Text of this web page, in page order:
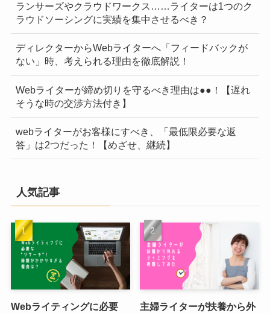
ランサーズやクラウドワークス……ライターは1つのク
ラウドソーシングに実績を集中させるべき？
ディレクターからWebライターへ「フィードバックが
ない」時、考えられる理由を徹底解説！
Webライターが締め切りを守るべき理由は●●！【遅れ
そうな時の交渉方法付き】
webライターがお客様にすべき、「最低限必要な返
答」は2つだった！【めざせ、継続】
人気記事
Webライティングに必要
主婦ライターが扶養から外